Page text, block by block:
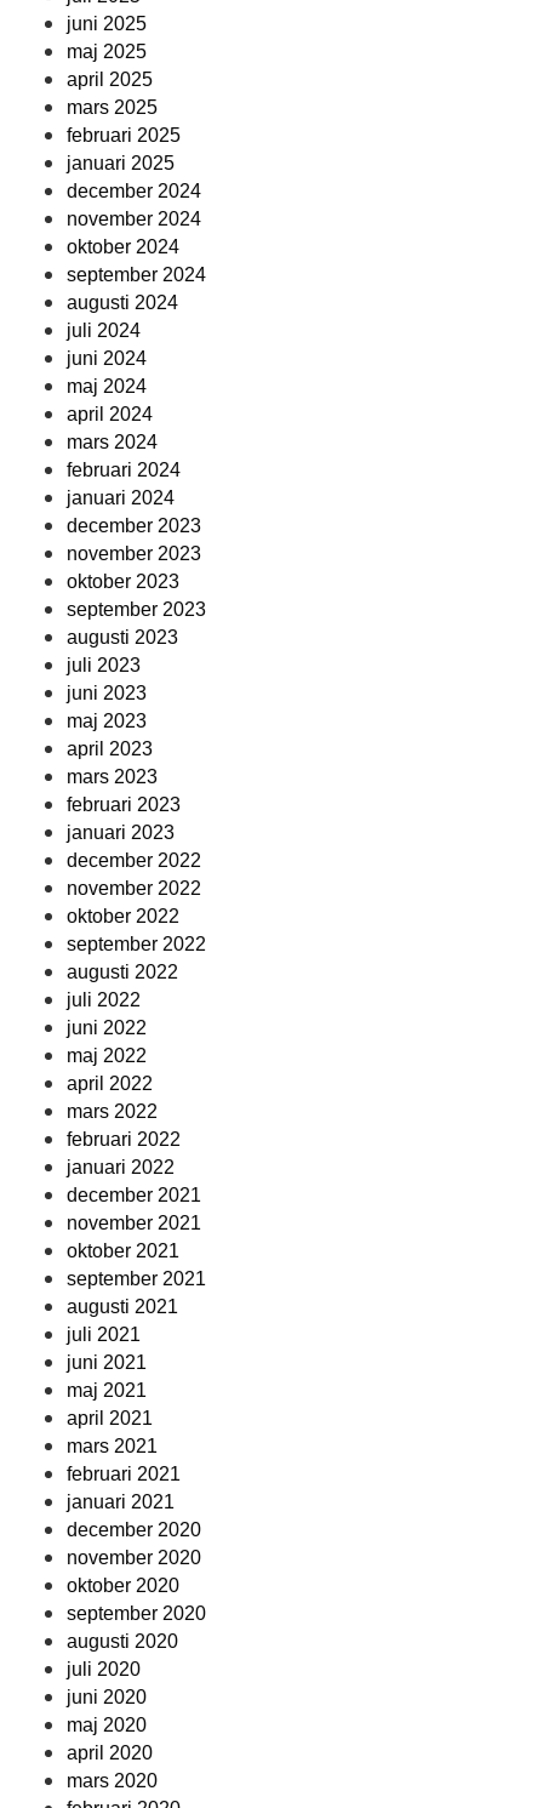
juni 2025
maj 2025
april 2025
mars 2025
februari 2025
januari 2025
december 2024
november 2024
oktober 2024
september 2024
augusti 2024
juli 2024
juni 2024
maj 2024
april 2024
mars 2024
februari 2024
januari 2024
december 2023
november 2023
oktober 2023
september 2023
augusti 2023
juli 2023
juni 2023
maj 2023
april 2023
mars 2023
februari 2023
januari 2023
december 2022
november 2022
oktober 2022
september 2022
augusti 2022
juli 2022
juni 2022
maj 2022
april 2022
mars 2022
februari 2022
januari 2022
december 2021
november 2021
oktober 2021
september 2021
augusti 2021
juli 2021
juni 2021
maj 2021
april 2021
mars 2021
februari 2021
januari 2021
december 2020
november 2020
oktober 2020
september 2020
augusti 2020
juli 2020
juni 2020
maj 2020
april 2020
mars 2020